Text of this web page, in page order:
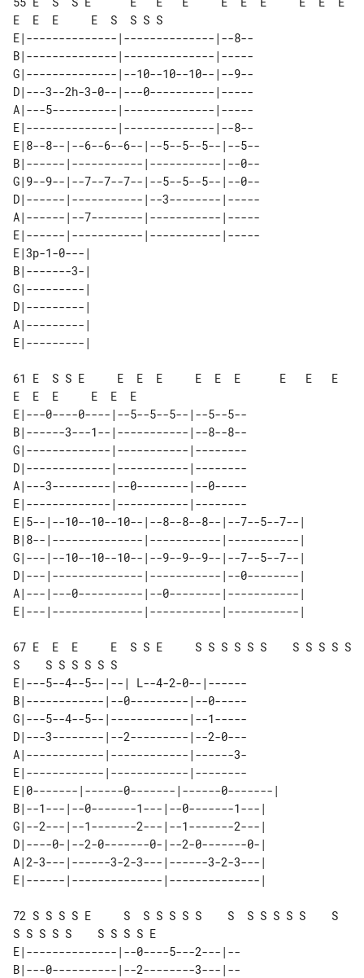
E  E  E     E  S  S S S
E|--------------|--------------|--8--
B|--------------|--------------|-----
G|--------------|--10--10--10--|--9--
D|---3--2h-3-0--|---0----------|-----
A|---5----------|--------------|-----
E|--------------|--------------|--8--
E|8--8--|--6--6--6--|--5--5--5--|--5--
B|------|-----------|-----------|--0--
G|9--9--|--7--7--7--|--5--5--5--|--0--
D|------|-----------|--3--------|-----
A|------|--7--------|-----------|-----
E|------|-----------|-----------|-----
E|3p-1-0---|
B|-------3-|
G|---------|
D|---------|
A|---------|
61 E  S S E     E  E  E     E  E  E      E   E   E
E  E  E     E  E  E
E|---0----0----|--5--5--5--|--5--5--
B|------3---1--|-----------|--8--8--
G|-------------|-----------|--------
D|-------------|-----------|--------
A|---3---------|--0--------|--0-----
E|-------------|-----------|--------
E|5--|--10--10--10--|--8--8--8--|--7--5--7--|
B|8--|--------------|-----------|-----------|
G|---|--10--10--10--|--9--9--9--|--7--5--7--|
D|---|--------------|-----------|--0--------|
A|---|---0----------|--0--------|-----------|
67 E  E  E     E  S S E     S S S S S S    S S S S S
S    S S S S S S
E|---5--4--5--|--| L--4-2-0--|------
B|------------|--0---------|--0-----
G|---5--4--5--|------------|--1-----
D|---3--------|--2---------|--2-0---
A|------------|------------|------3-
E|------------|------------|--------
E|0-------|------0-------|------0-------|
B|--1---|--0-------1---|--0-------1---|
G|--2---|--1-------2---|--1-------2---|
D|----0-|--2-0-------0-|--2-0-------0-|
A|2-3---|------3-2-3---|------3-2-3---|
72 S S S S E     S  S S S S S    S  S S S S S    S
S S S S S    S S S S E
E|--------------|--0----5---2---|--
B|---0----------|--2--------3---|--